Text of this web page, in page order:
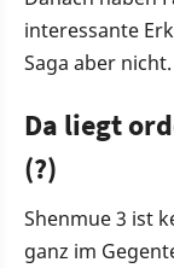
interessante
Saga aber nicht.
Da liegt
(?)
Shenmue 3 ist
ganz im